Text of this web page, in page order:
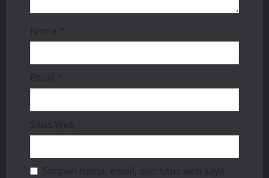
Nama *
Email *
Situs Web
Simpan nama, email, dan situs web saya